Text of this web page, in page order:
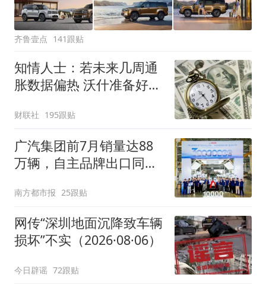
齐鲁壹点 141跟贴
知情人士：若未来几周通
胀数据偏热 沃什准备好加
财联社 195跟贴
广汽集团前7月销量达88
万辆，自主品牌出口同比
南方都市报 25跟贴
网传“深圳地面沉降致车辆
损坏”不实（2026·08·06）
今日辟谣 72跟贴